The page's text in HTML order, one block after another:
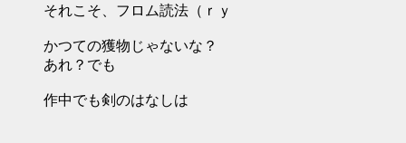
それこそ、フロム読法（ｒｙ
かつての獲物じゃないな？
あれ？でも
作中でも剣のはなしは